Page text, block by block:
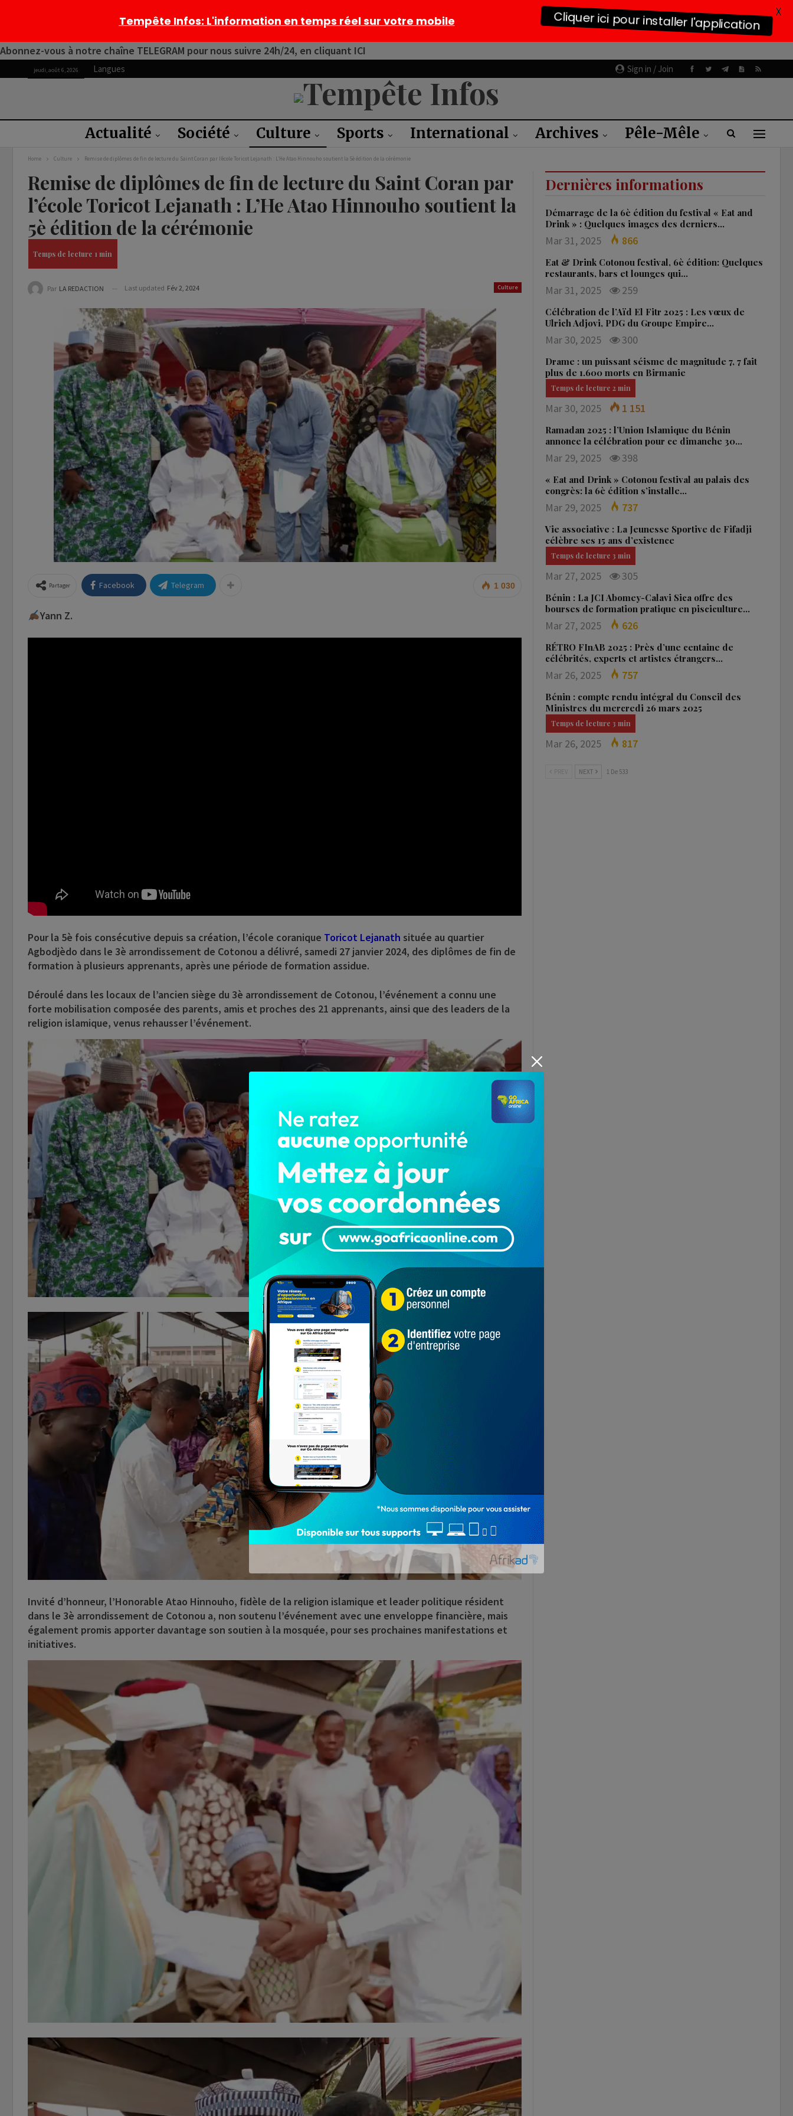
Abonnez-vous à notre chaîne TELEGRAM pour nous suivre 24h/24, en cliquant ICI
Sign in / Join
jeudi, août 6, 2026 Langues
Actualité Société Culture Sports International Archives Pêle-Mêle
Home Culture Remise de diplômes de fin de lecture du Saint Coran par l’école Toricot Lejanath : L’He Atao Hinnouho soutient la 5è édition de la cérémonie
Remise de diplômes de fin de lecture du Saint Coran par
l’école Toricot Lejanath : L’He Atao Hinnouho soutient la
5è édition de la cérémonie
Culture
Par LA REDACTION Last updated Fév 2, 2024
1 030
Partager Facebook Telegram
Yann Z.
Pour la 5è fois consécutive depuis sa création, l’école coranique Toricot Lejanath située au quartier
Agbodjèdo dans le 3è arrondissement de Cotonou a délivré, samedi 27 janvier 2024, des diplômes de fin de
formation à plusieurs apprenants, après une période de formation assidue.
Déroulé dans les locaux de l’ancien siège du 3è arrondissement de Cotonou, l’événement a connu une
forte mobilisation composée des parents, amis et proches des 21 apprenants, ainsi que des leaders de la
religion islamique, venus rehausser l’événement.
Invité d’honneur, l’Honorable Atao Hinnouho, fidèle de la religion islamique et leader politique résident
dans le 3è arrondissement de Cotonou a, non soutenu l’événement avec une enveloppe financière, mais
également promis apporter davantage son soutien à la mosquée, pour ses prochaines manifestations et
initiatives.
Dernières informations
Démarrage de la 6è édition du festival « Eat and
Drink » : Quelques images des derniers…
Mar 31, 2025 866
Eat & Drink Cotonou festival, 6è édition: Quelques
restaurants, bars et lounges qui…
Mar 31, 2025 259
Célébration de l’Aïd El Fitr 2025 : Les vœux de
Ulrich Adjovi, PDG du Groupe Empire…
Mar 30, 2025 300
Drame : un puissant séisme de magnitude 7, 7 fait
plus de 1.600 morts en Birmanie
Mar 30, 2025 1 151
Ramadan 2025 : l’Union Islamique du Bénin
annonce la célébration pour ce dimanche 30…
Mar 29, 2025 398
« Eat and Drink » Cotonou festival au palais des
congrès: la 6è édition s’installe…
Mar 29, 2025 737
Vie associative : La Jeunesse Sportive de Fifadji
célèbre ses 15 ans d’existence
Mar 27, 2025 305
Bénin : La JCI Abomey-Calavi Sica offre des
bourses de formation pratique en pisciculture…
Mar 27, 2025 626
RÉTRO FInAB 2025 : Près d’une centaine de
célébrités, experts et artistes étrangers…
Mar 26, 2025 757
Bénin : compte rendu intégral du Conseil des
Ministres du mercredi 26 mars 2025
Mar 26, 2025 817
NEXT 1 De 533
Tempête Infos: L'information en temps réel sur votre mobile Cliquer ici pour installer l'application
X